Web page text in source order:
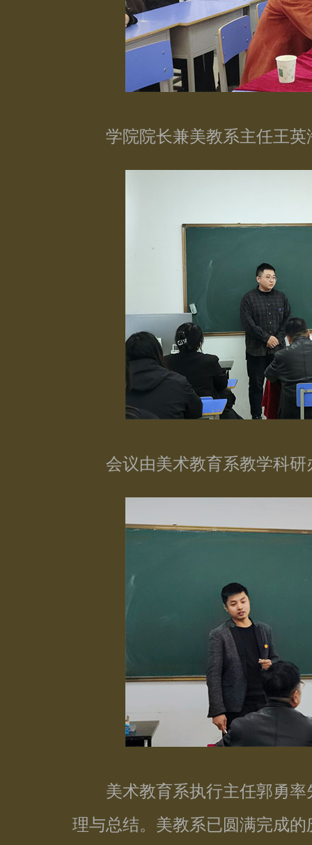
学院院长兼美教系主任王英
会议由美术教育系教学科研
美术教育系执行主任郭勇率
理与总结。美教系已圆满完成